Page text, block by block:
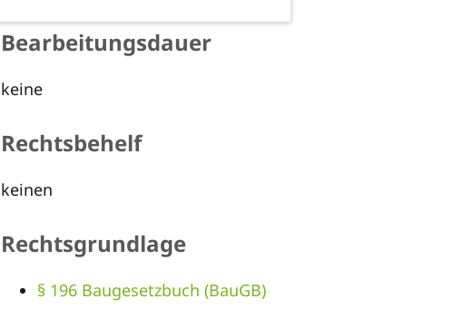
Bearbeitungsdauer
keine
Rechtsbehelf
keinen
Rechtsgrundlage
§ 196 Baugesetzbuch (BauGB)